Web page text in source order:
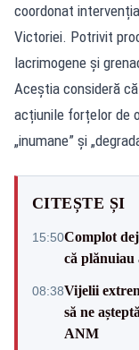
coordonat
Victoriei. Potrivit
lacrimogene și
Aceștia consideră
acțiunile forțelor de
„inumane” și
CITEȘTE ȘI
15:50Complot
că plănuiau
08:38Vijelii
să ne
ANM